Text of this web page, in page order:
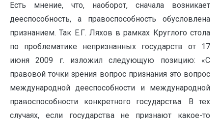
Есть мнение, что, наоборот, сначала возникает
дееспособность, а правоспособность обусловлена
признанием. Так Е.Г. Ляхов в рамках Круглого стола
по проблематике непризнанных государств от 17
июня 2009 г. изложил следующую позицию: «С
правовой точки зрения вопрос признания это вопрос
международной дееспособности и международной
правоспособности конкретного государства. В тех
случаях, если государства не признают какое-то